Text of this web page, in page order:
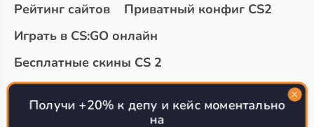
Рейтинг сайтов
Приватный конфиг CS2
Играть в CS:GO онлайн
Бесплатные скины CS 2
Топ сайтов с халявой КС 2
О проекте
Получи +20% к депу и кейс моментально
на